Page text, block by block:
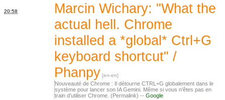
20:58
Marcin Wichary: "What the
actual hell. Chrome
installed a *global* Ctrl+G
keyboard shortcut" /
Phanpy
Nouveauté de Chrome : Il détourne CTRL+G globalement dans le
système pour lancer son IA Gemini. Même si vous n'êtes pas en
train d'utiliser Chrome. (Permalink) -- Google